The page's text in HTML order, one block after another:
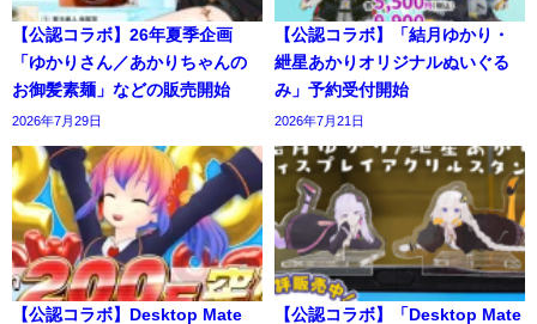
【公認コラボ】26年夏季企画
「ゆかりさん／あかりちゃんの
お御髪素麺」などの販売開始
2026年7月29日
【公認コラボ】「結月ゆかり・
紲星あかりオリジナルぬいぐる
み」予約受付開始
2026年7月21日
【公認コラボ】Desktop Mate
【公認コラボ】「Desktop Mate